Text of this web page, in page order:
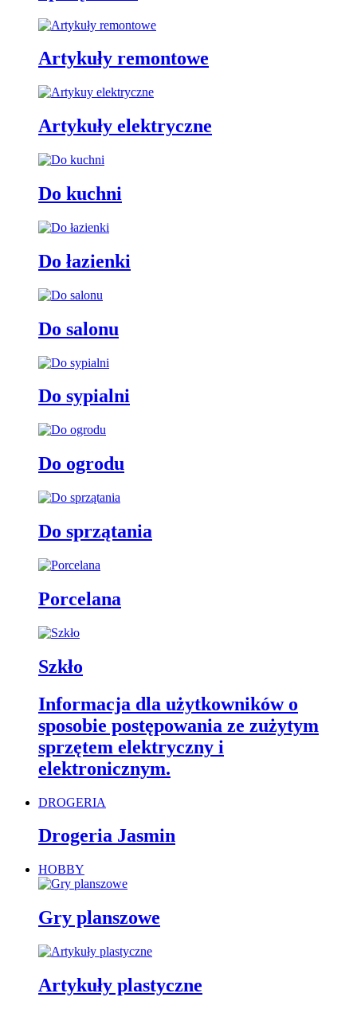
Artykuły remontowe
Artykuły elektryczne
Do kuchni
Do łazienki
Do salonu
Do sypialni
Do ogrodu
Do sprzątania
Porcelana
Szkło
Informacja dla użytkowników o
sposobie postępowania ze zużytym
sprzętem elektryczny i
elektronicznym.
DROGERIA
Drogeria Jasmin
HOBBY
Gry planszowe
Artykuły plastyczne